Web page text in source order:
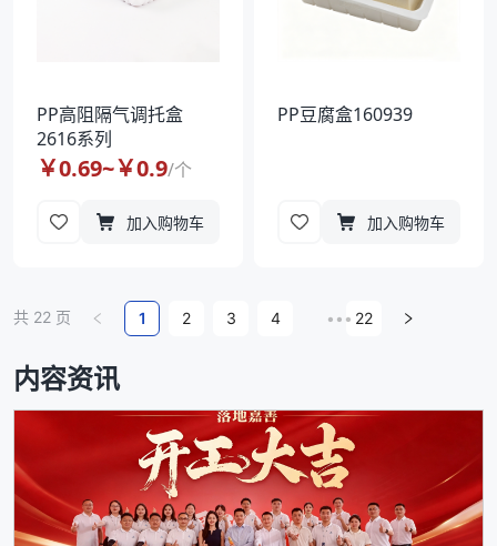
PP高阻隔气调托盒
2616系列
￥0.69~￥0.9/个
加入购物车
PP豆腐盒160939
加入购物车
共 22 页 1 2 3 4 ••• 22
内容资讯